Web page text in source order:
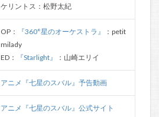
ケリントス：松野太紀
OP： 『360°星のオーケストラ』
：petit
milady
ED：
『Starlight』 ：山崎エリイ
アニメ『七星のスバル』予告動画
アニメ『七星のスバル』公式サイト